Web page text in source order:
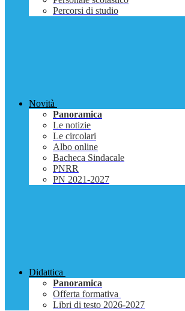
Percorsi di studio
Novità
Panoramica
Le notizie
Le circolari
Albo online
Bacheca Sindacale
PNRR
PN 2021-2027
Didattica
Panoramica
Offerta formativa
Libri di testo 2026-2027